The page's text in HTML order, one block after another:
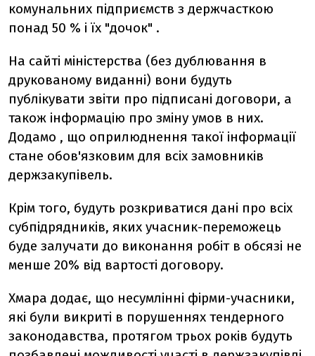
комунальних підприємств з держчасткою
понад 50 % і їх "дочок" .
На сайті міністерства (без дублювання в
друкованому виданні) вони будуть
публікувати звіти про підписані договори, а
також інформацію про зміну умов в них.
Додамо , що оприлюднення такої інформації
стане обов'язковим для всіх замовників
держзакупівель.
Крім того, будуть розкриватися дані про всіх
субпідрядників, яких учасник-переможець
буде залучати до виконання робіт в обсязі не
менше 20% від вартості договору.
Хмара додає, що несумлінні фірми-учасники,
які були викриті в порушеннях тендерного
законодавства, протягом трьох років будуть